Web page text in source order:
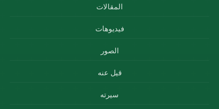
المقالات
فيديوهات
الصور
قيل عنه
سيرته